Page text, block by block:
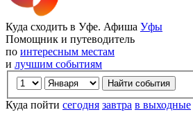
Куда сходить в Уфе. Афиша Уфы
Помощник и путеводитель
по интересным местам
и лучшим событиям
Куда пойти сегодня завтра в выходные